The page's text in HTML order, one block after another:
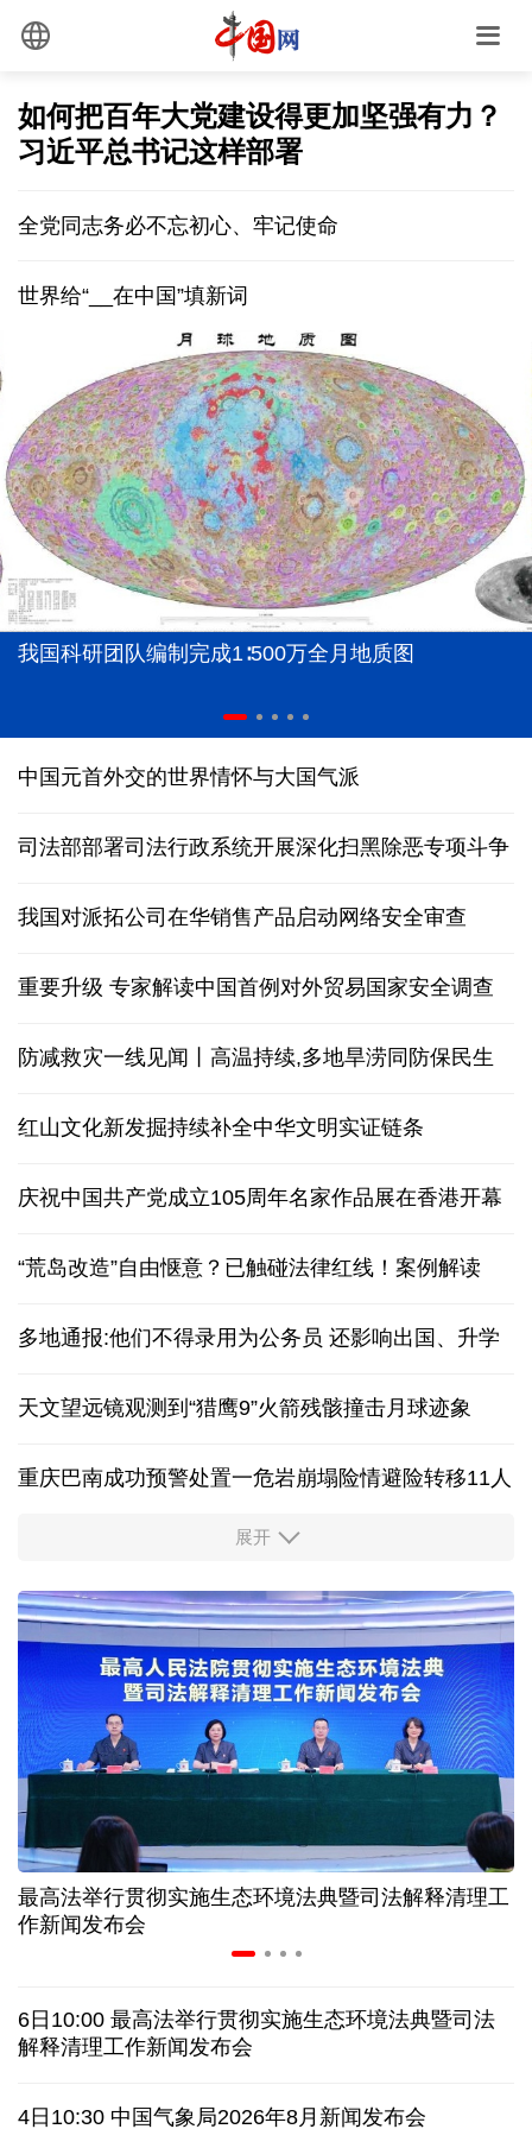
如何把百年大党建设得更加坚强有力？
习近平总书记这样部署
全党同志务必不忘初心、牢记使命
世界给“__在中国”填新词
我国科研团队编制完成1∶500万全月地质图
中国元首外交的世界情怀与大国气派
司法部部署司法行政系统开展深化扫黑除恶专项斗争
我国对派拓公司在华销售产品启动网络安全审查
重要升级 专家解读中国首例对外贸易国家安全调查
防减救灾一线见闻丨高温持续,多地旱涝同防保民生
红山文化新发掘持续补全中华文明实证链条
庆祝中国共产党成立105周年名家作品展在香港开幕
“荒岛改造”自由惬意？已触碰法律红线！案例解读
多地通报:他们不得录用为公务员 还影响出国、升学
天文望远镜观测到“猎鹰9”火箭残骸撞击月球迹象
重庆巴南成功预警处置一危岩崩塌险情避险转移11人
“新”意盎然，外资机构持续看好中国经济
中证协召开国际业务委员会主任委员（扩大）会议
我国首个银行业数据出境负面清单备案案例落地北京
科创转型到全球布局 上海出台规划让民企敢闯敢投
合肥"人工智能+"多场景落地 千行百业装上智慧引擎
宇树科技战略配售名单公布:DeepSeek、腾讯等在列
俄外交部说日本加速"再军事化"扰乱地区及全球安全
被曝酒驾、盗窃、猥亵等 日本自卫队多人遭受处分
展开
最高法举行贯彻实施生态环境法典暨司法解释清理工
作新闻发布会
6日10:00 最高法举行贯彻实施生态环境法典暨司法
解释清理工作新闻发布会
4日10:30 中国气象局2026年8月新闻发布会